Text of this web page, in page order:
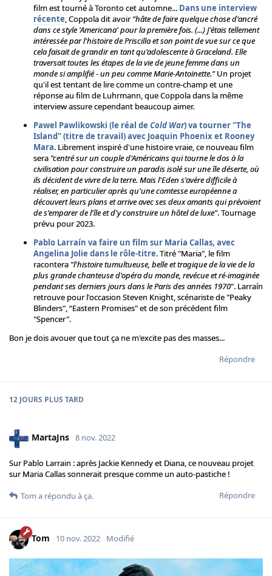
film est tourné à Toronto cet automne... Dans une interview
récente , Coppola dit avoir"hâte de faire quelque chose d'ancré
dans ce style 'Americana' pour la première fois. (...) J'étais tellement
intéressée par l'histoire de Priscilla et son point de vue sur ce que
cela faisait de grandir en tant qu'adolescente à Graceland. Elle
traversait toutes les étapes de la vie de jeune femme dans un
monde si amplifié - un peu comme Marie-Antoinette."Un projet
qu'il est tentant de lire comme un contre-champ et une
réponse au film de Luhrmann, que Coppola dans la même
interview assure cependant beaucoup aimer.
Pawel Pawlikowski (le réal de Cold War) va tourner "The
Island" (titre de travail) avec Joaquin Phoenix et Rooney
Mara. Librement inspiré d'une histoire vraie, ce nouveau film
sera "centré sur un couple d'Américains qui tourne le dos à la
civilisation pour construire un paradis isolé sur une île déserte, où
ils décident de vivre de la terre. Mais l'Eden s'avère difficile à
réaliser, en particulier après qu'une comtesse européenne a
découvert leurs plans et arrive avec ses deux amants qui prévoient
de s'emparer de l'île et d'y construire un hôtel de luxe". Tournage
prévu pour 2023.
Pablo Larraín va faire un film sur Maria Callas, avec
Angelina Jolie dans le rôle-titre. Titré "Maria", le film
racontera "l'histoire tumultueuse, belle et tragique de la vie de la
plus grande chanteuse d'opéra du monde, revécue et ré-imaginée
pendant ses derniers jours dans le Paris des années 1970". Larraín
retrouve pour l'occasion Steven Knight, scénariste de "Peaky
Blinders", “Eastern Promises" et de son précédent film
"Spencer".
Bon je dois avouer que tout ça ne m'excite pas des masses...
Répondre
12 JOURS PLUS TARD
MartaJns 8 nov. 2022
Sur Pablo Larrain : après Jackie Kennedy et Diana, ce nouveau projet
sur Maria Callas sonnerait presque comme un auto-pastiche !
Répondre
Tom a répondu à ça.
Tom 10 nov. 2022 Modifié